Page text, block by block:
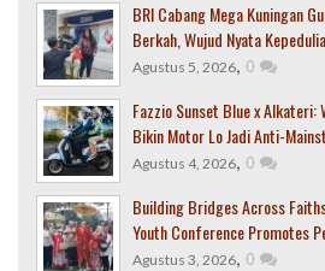
BRI Cabang Mega Kuningan
Berkah, Wujud Nyata
Agustus 5, 2026, 0
Fazzio Sunset Blue x
Bikin Motor Lo Jadi Anti-
Agustus 4, 2026, 0
Building Bridges Across
Youth Conference Promotes
Agustus 3, 2026, 0